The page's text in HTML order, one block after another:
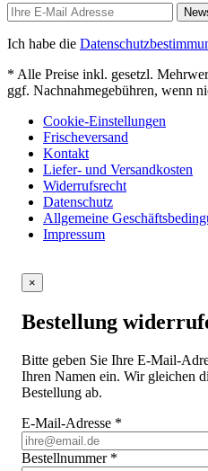
Ich habe die
* Alle Preise inkl. gesetzl.
ggf. Nachnahmegebühren, wenn
Cookie-Einstellungen
Frischeversand
Kontakt
Liefer- und Versandkosten
Widerrufsrecht
Datenschutz
Allgemeine
Impressum
×
Bestellung
Bitte geben Sie Ihre E-Mail-
Ihren Namen ein. Wir gleichen
Bestellung ab.
E-Mail-Adresse *
Bestellnummer *